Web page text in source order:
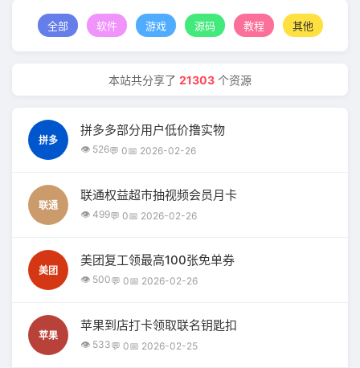
全部 软件 游戏 源码 教程 其他
本站共分享了 21303 个资源
拼多
拼多多部分用户低价撸实物
👁 526💬 0📅 2026-02-26
联通
联通权益超市抽视频会员月卡
👁 499💬 0📅 2026-02-26
美团
美团复工领最高100张免单券
👁 500💬 0📅 2026-02-26
苹果
苹果到店打卡领取联名钥匙扣
👁 533💬 0📅 2026-02-25